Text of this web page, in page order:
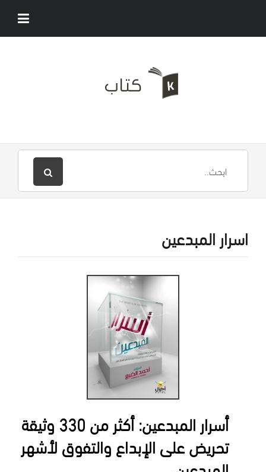
اسرار المبدعين
أسرار المبدعين: أكثر من 330 وثيقة
تحريض على الإبداع والتفوق لأشهر